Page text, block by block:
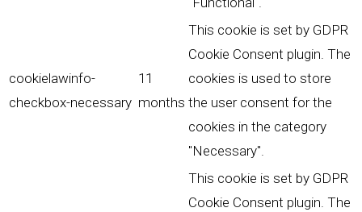
cookielawinfo-
checkbox-necessary
11
months
This cookie is set by GDPR
Cookie Consent plugin. The
cookies is used to store
the user consent for the
cookies in the category
"Necessary".
This cookie is set by GDPR
Cookie Consent plugin. The